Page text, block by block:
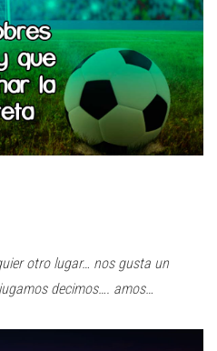
otro lugar… nos gusta un
decimos…. amos…